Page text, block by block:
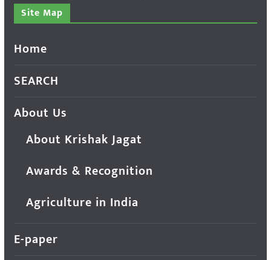
Site Map
Home
SEARCH
About Us
About Krishak Jagat
Awards & Recognition
Agriculture in India
E-paper